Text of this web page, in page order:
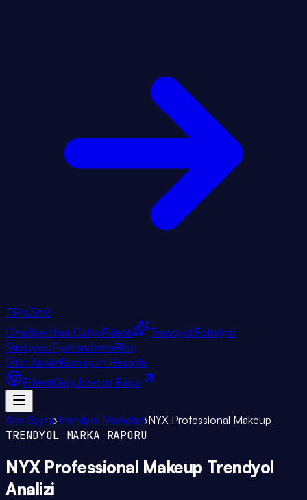
TPro360
ÖzelliklerNasıl ÇalışırEklenti
Trendyol Fotoğraf
StüdyosuFiyatlandırmaBlog
Ürün AnalizKomisyon Hesapla
EklentiGirişÜcretsiz Başla
Ana Sayfa›Trendyol Markaları›NYX Professional Makeup
TRENDYOL MARKA RAPORU
NYX Professional Makeup Trendyol
Analizi